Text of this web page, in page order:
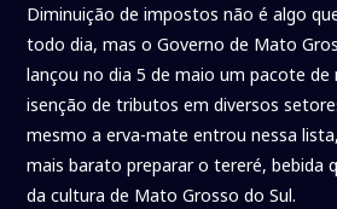
Diminuição de impostos não é algo
todo dia, mas o Governo de Mato
lançou no dia 5 de maio um pacote de
isenção de tributos em diversos
mesmo a erva-mate entrou nessa
mais barato preparar o tereré, bebida
da cultura de Mato Grosso do Sul.